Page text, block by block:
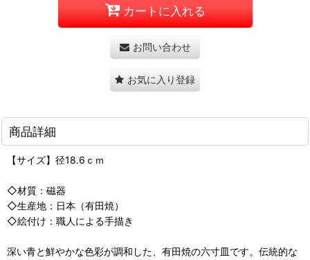
カートに入れる
お問い合わせ
お気に入り登録
商品詳細
【サイズ】径18.6ｃｍ
◇材質：磁器
◇生産地：日本（有田焼）
◇絵付け：職人による手描き
深い青と鮮やかな色彩が調和した、有田焼の六寸皿です。伝統的な